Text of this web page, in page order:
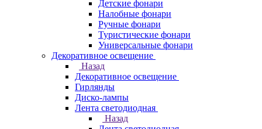
Детские фонари
Налобные фонари
Ручные фонари
Туристические фонари
Универсальные фонари
Декоративное освещение
Назад
Декоративное освещение
Гирлянды
Диско-лампы
Лента светодиодная
Назад